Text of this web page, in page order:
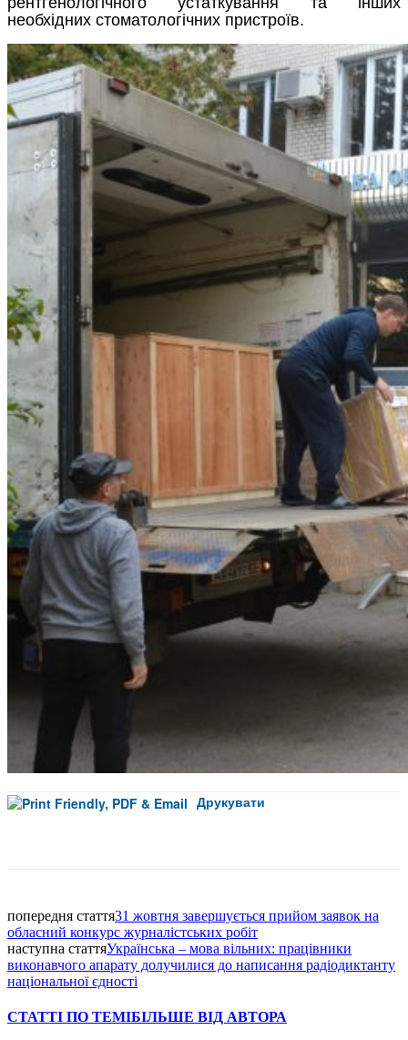
необхідних стоматологічних пристроїв.
Друкувати
попередня стаття31 жовтня завершується прийом заявок на
обласний конкурс журналістських робіт
наступна статтяУкраїнська – мова вільних: працівники
виконавчого апарату долучилися до написання радіодиктанту
національної єдності
СТАТТІ ПО ТЕМІБІЛЬШЕ ВІД АВТОРА